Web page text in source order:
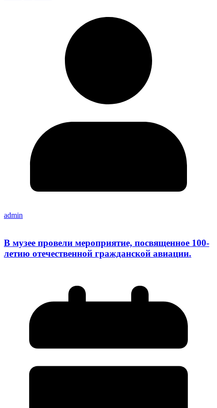
admin
В музее провели мероприятие, посвященное 100-
летию отечественной гражданской авиации.